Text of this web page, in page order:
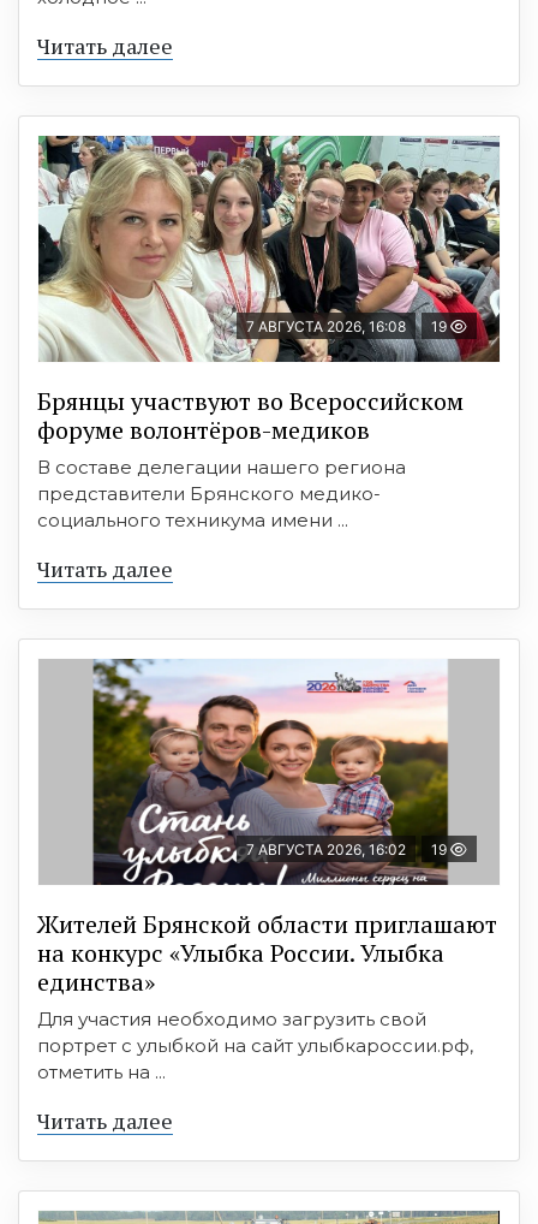
Читать далее
7 АВГУСТА 2026, 16:08 19
Брянцы участвуют во Всероссийском
форуме волонтёров-медиков
В составе делегации нашего региона
представители Брянского медико-
социального техникума имени ...
Читать далее
7 АВГУСТА 2026, 16:02 19
Жителей Брянской области приглашают
на конкурс «Улыбка России. Улыбка
единства»
Для участия необходимо загрузить свой
портрет с улыбкой на сайт улыбкароссии.рф,
отметить на ...
Читать далее